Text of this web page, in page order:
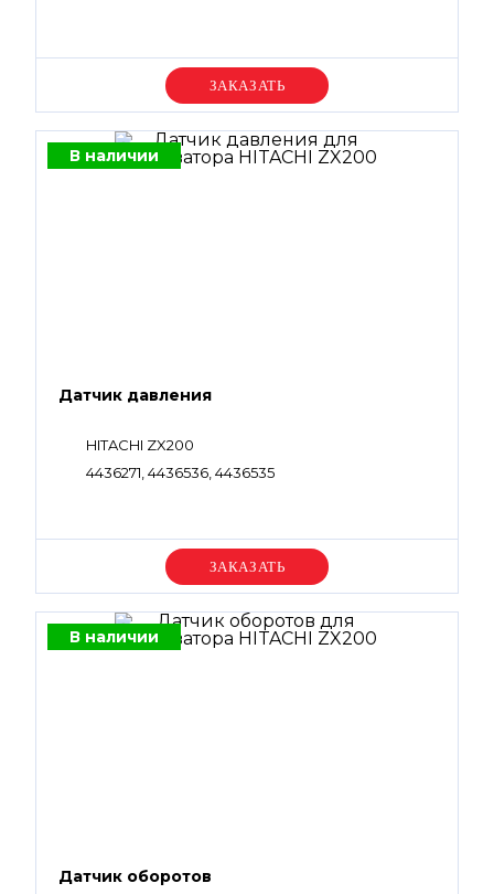
Уточняйте цену
В наличии
Датчик давления
HITACHI ZX200
4436271, 4436536, 4436535
Уточняйте цену
В наличии
Датчик оборотов